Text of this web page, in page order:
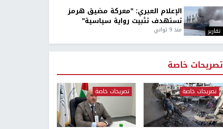
تقارير
الإعلام العبري: "معركة مضيق هرمز
تستهدف تثبيت رواية سياسية"
منذ 9 ثواني
تصريحات خاصة
تصريحات خاصة تصريحات خاصة